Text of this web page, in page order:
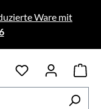
Ware mit